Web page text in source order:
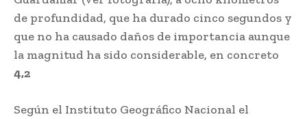
de profundidad, que ha durado cinco segundos y
que no ha causado daños de importancia aunque
la magnitud ha sido considerable, en concreto
4,2
Según el Instituto Geográfico Nacional el